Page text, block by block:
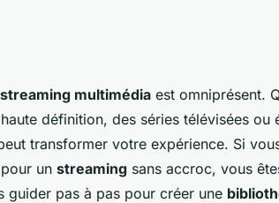
Plex
haute
streaming multimédia est omniprésent.
définition, des séries télévisées ou
transformer votre expérience. Si
pour un streaming sans accroc, vous
guider pas à pas pour créer une